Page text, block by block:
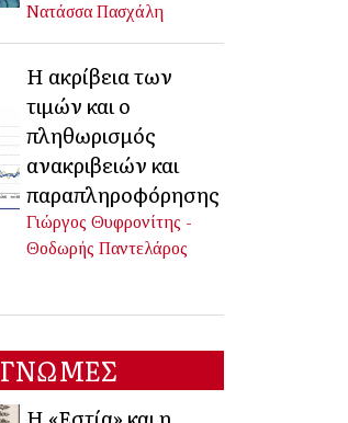
Νατάσσα Πασχάλη
Η ακρίβεια των
τιμών και ο
πληθωρισμός
ανακριβειών και
παραπληροφόρησης
Γιώργος Θυφρονίτης -
Θοδωρής Παντελάρος
ΓΝΩΜΕΣ